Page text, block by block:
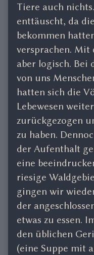
Tiere auch
enttäuscht, da
bekommen
versprachen. Mit
aber logisch. Bei
von uns
hatten sich die
Lebewesen
zurückgezogen
zu haben.
der Aufenthalt
eine
riesige
gingen wir
der
etwas zu essen.
den üblichen
(eine Suppe mit